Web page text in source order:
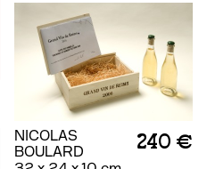
NICOLAS
BOULARD
240 €